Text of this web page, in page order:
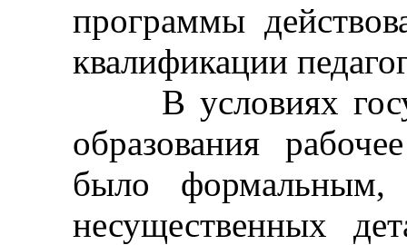
программы
квалификации
В условиях
образования
было формальным,
несущественных